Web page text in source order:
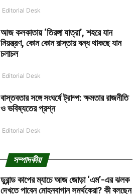
Editorial Desk
আজ কলকাতায় ‘তিরঙ্গা যাত্রা’, শহরে যান
নিয়ন্ত্রণ, কোন কোন রাস্তায় বন্ধ থাকছে যান
চলাচল
Editorial Desk
বাস্তবতার সঙ্গে সংঘর্ষে ট্রাম্প: ক্ষমতার রাজনীতি
ও ভবিষ্যতের প্রশ্ন
Editorial Desk
সম্পাদকীয়
ডুরান্ড কাপের ম্যাচে আজ জোড়া ‘এম’-এর ঝলক
দেখতে পাবেন মোহনবাগান সমর্থকেরা? কী বলছেন